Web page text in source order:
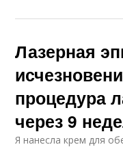
Лазерная
процедура
через 9
Я нанесла крем для